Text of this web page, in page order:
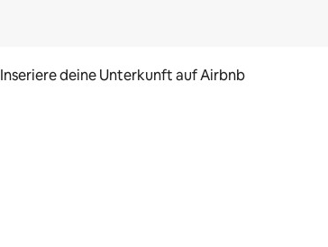
Inseriere deine Unterkunft auf Airbnb